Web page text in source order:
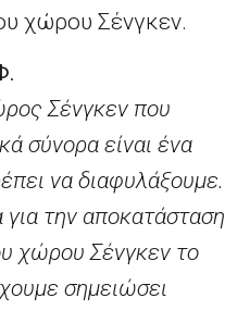
χώρου Σένγκεν.
Σένγκεν που
σύνορα είναι ένα
να διαφυλάξουμε.
την αποκατάσταση
χώρου Σένγκεν το
σημειώσει